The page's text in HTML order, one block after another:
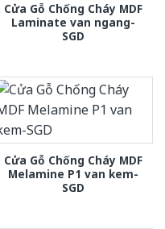
Cửa Gỗ Chống Cháy MDF
Laminate van ngang-
SGD
Cửa Gỗ Chống Cháy MDF
Melamine P1 van kem-
SGD